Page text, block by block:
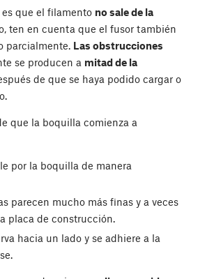
que el filamento no sale de la
ten en cuenta que el fusor también
parcialmente. Las obstrucciones
se producen a mitad de la
de que se haya podido cargar o
que la boquilla comienza a
por la boquilla de manera
parecen mucho más finas y a veces
placa de construcción.
hacia un lado y se adhiere a la